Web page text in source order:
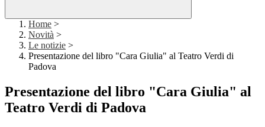
Home >
Novità >
Le notizie >
Presentazione del libro "Cara Giulia" al Teatro Verdi di
Padova
Presentazione del libro "Cara Giulia" al
Teatro Verdi di Padova